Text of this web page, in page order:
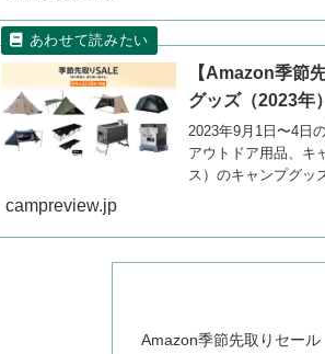
【Amazon季節
グッズ（2023年）
2023年9月1日〜4日
アウトドア用品、キ
ス）のキャンプグッ
campreview.jp
Amazon季節先取りセール